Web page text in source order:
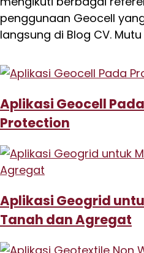
penggunaan Geocell
langsung di Blog CV.
Aplikasi Geocell
Protection
Aplikasi Geogrid
Tanah dan Agregat